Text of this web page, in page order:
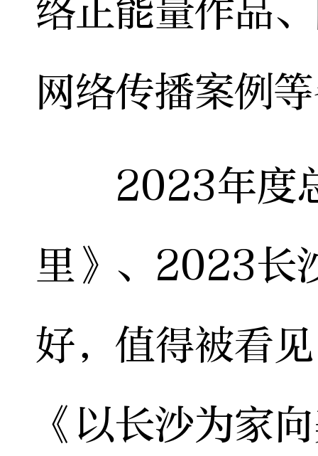
络正能量作品
网络传播案例
2023年度总
里》、2023长
好，值得被看
《以长沙为家